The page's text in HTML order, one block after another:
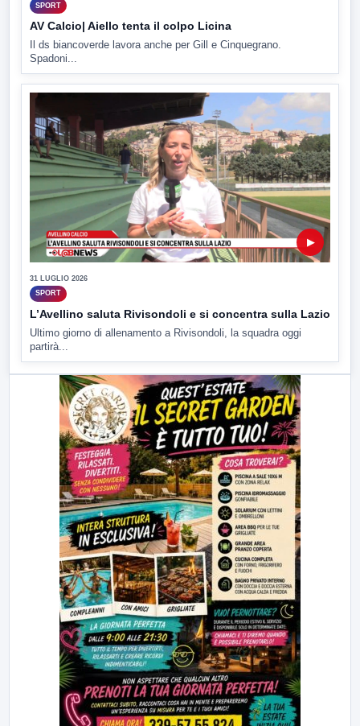
SPORT
AV Calcio| Aiello tenta il colpo Licina
Il ds biancoverde lavora anche per Gill e Cinquegrano.
Spadoni...
▶
31 LUGLIO 2026
SPORT
L’Avellino saluta Rivisondoli e si concentra sulla Lazio
Ultimo giorno di allenamento a Rivisondoli, la squadra oggi
partirà...